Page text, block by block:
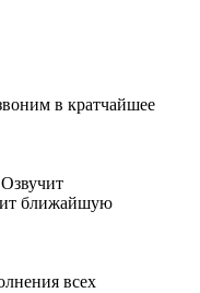
в кратчайшее
ближайшую
всех